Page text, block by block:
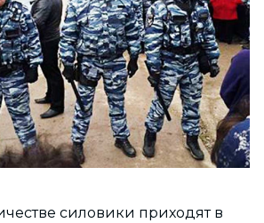
силовики приходят в